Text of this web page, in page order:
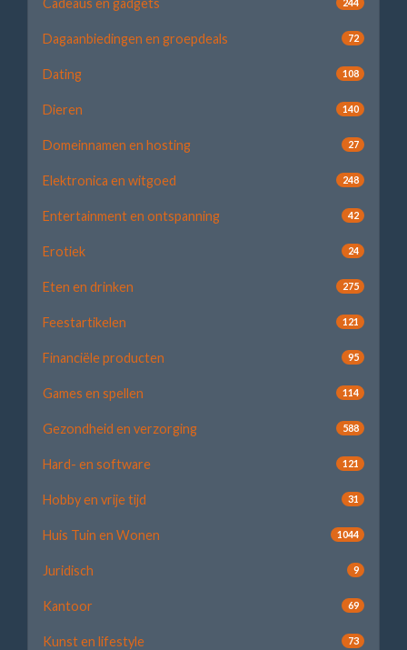
Dagaanbiedingen en groepdeals 72
Dating 108
Dieren 140
Domeinnamen en hosting 27
Elektronica en witgoed 248
Entertainment en ontspanning 42
Erotiek 24
Eten en drinken 275
Feestartikelen 121
Financiële producten 95
Games en spellen 114
Gezondheid en verzorging 588
Hard- en software 121
Hobby en vrije tijd 31
Huis Tuin en Wonen 1044
Juridisch 9
Kantoor 69
Kunst en lifestyle 73